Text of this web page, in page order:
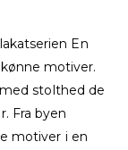
En
motiver.
stolthed de
Fra byen
motiver i en